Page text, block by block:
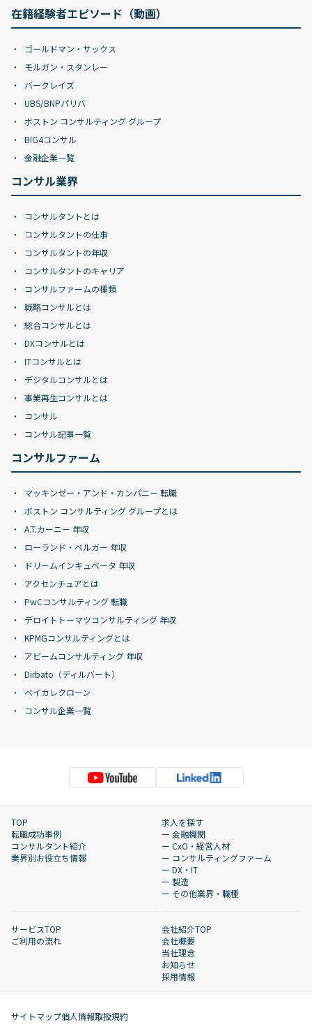
在籍経験者エピソード（動画）
ゴールドマン・サックス
モルガン・スタンレー
バークレイズ
UBS/BNPパリバ
ボストン コンサルティング グループ
BIG4コンサル
金融企業一覧
コンサル業界
コンサルタントとは
コンサルタントの仕事
コンサルタントの年収
コンサルタントのキャリア
コンサルファームの種類
戦略コンサルとは
総合コンサルとは
DXコンサルとは
ITコンサルとは
デジタルコンサルとは
事業再生コンサルとは
コンサル
コンサル記事一覧
コンサルファーム
マッキンゼー・アンド・カンパニー 転職
ボストン コンサルティング グループとは
A.T.カーニー 年収
ローランド・ベルガー 年収
ドリームインキュベータ 年収
アクセンチュアとは
PwCコンサルティング 転職
デロイトトーマツコンサルティング 年収
KPMGコンサルティングとは
アビームコンサルティング 年収
Dirbato（ディルバート）
ベイカレクローン
コンサル企業一覧
TOP
転職成功事例
コンサルタント紹介
業界別お役立ち情報
求人を探す
ー 金融機関
ー CxO・経営人材
ー コンサルティングファーム
ー DX・IT
ー 製造
ー その他業界・職種
サービスTOP
ご利用の流れ
会社紹介TOP
会社概要
当社理念
お知らせ
採用情報
サイトマップ個人情報取扱規約